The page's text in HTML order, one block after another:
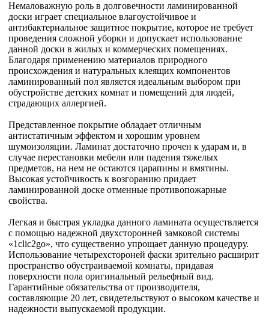
Немаловажную роль в долговечности ламинированной
доски играет специальное влагоустойчивое и
антибактериальное защитное покрытие, которое не требует
проведения сложной уборки и допускает использование
данной доски в жилых и коммерческих помещениях.
Благодаря применению материалов природного
происхождения и натуральных клеящих компонентов
ламинированный пол является идеальным выбором при
обустройстве детских комнат и помещений для людей,
страдающих аллергией.
Представленное покрытие обладает отличным
антистатичным эффектом и хорошим уровнем
шумоизоляции. Ламинат достаточно прочен к ударам и, в
случае перестановки мебели или падения тяжелых
предметов, на нем не остаются царапины и вмятины.
Высокая устойчивость к возгоранию придает
ламинированной доске отменные противопожарные
свойства.
Легкая и быстрая укладка данного ламината осуществляется
с помощью надежной двухсторонней замковой системы
«1clic2go», что существенно упрощает данную процедуру.
Использование четырехстороней фаски зрительно расширит
пространство обустраиваемой комнаты, придавая
поверхности пола оригинальный рельефный вид.
Гарантийные обязательства от производителя,
составляющие 20 лет, свидетельствуют о высоком качестве и
надежности выпускаемой продукции.